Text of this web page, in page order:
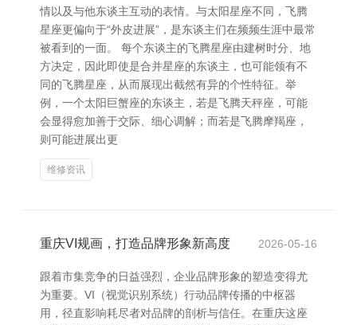
情以及与他东谈主互动的表情。与太阳星座不同，飞腾
星座更偏向于“外皮进展”，是东谈主们在频频生涯中最常
被看到的一面。 每个东谈主的飞腾星座由建树时分、地
方决定，因此即使是合并星座的东谈主，也可能领有不
同的飞腾星座，从而展现出截然有异的个性特征。举
例，一个太阳巨蟹座的东谈主，若是飞腾天秤座，可能
会显得愈加善于交际、细心调解；而若是飞腾摩羯座，
则可能进展出更
维修资讯
重庆VI规画，打造品牌形象新高度 2026-05-16
跟着市集竞争的日益强烈，企业品牌形象的塑造变得尤
为重要。VI（视觉识别系统）行动品牌传播的中枢器
用，径直影响耗尽者对品牌的剖析与信任。在重庆这座